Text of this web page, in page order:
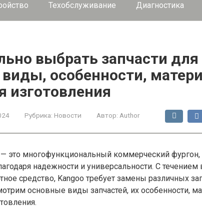
Техобслуживание Диагностика
выбрать запчасти
виды, особенности,
изготовления
Рубрика: Новости Автор: Author
— это многофункциональный коммерческий
надежности и универсальности. С
средство, Kangoo требует замены различных
основные виды запчастей, их особенности,